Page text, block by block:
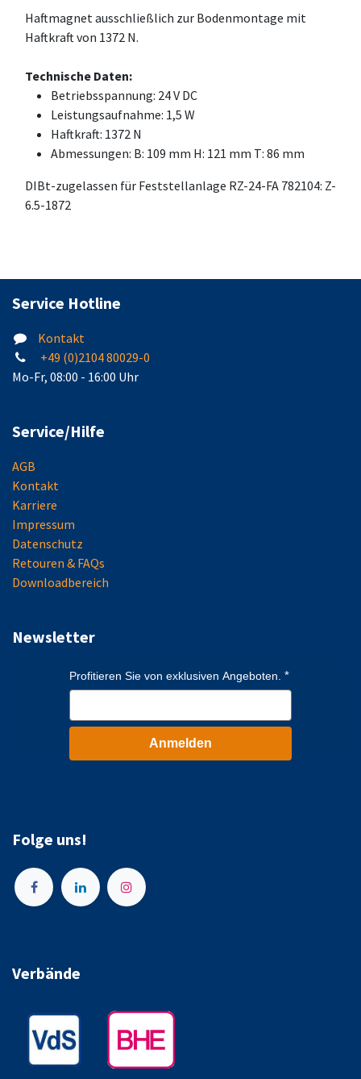
Haftmagnet ausschließlich zur Bodenmontage mit
Haftkraft von 1372 N.
Technische Daten:
Betriebsspannung: 24 V DC
Leistungsaufnahme: 1,5 W
Haftkraft: 1372 N
Abmessungen: B: 109 mm H: 121 mm T: 86 mm
DIBt-zugelassen für Feststellanlage RZ-24-FA 782104: Z-
6.5-1872
Service Hotline
Kontakt
+49 (0)2104 80029-0
Mo-Fr, 08:00 - 16:00 Uhr
Service/Hilfe
AGB
Kontakt
Karriere
Impressum
Datenschutz
Retouren & FAQs
Downloadbereich
Newsletter
Profitieren Sie von exklusiven Angeboten.
Anmelden
Folge uns!
Verbände